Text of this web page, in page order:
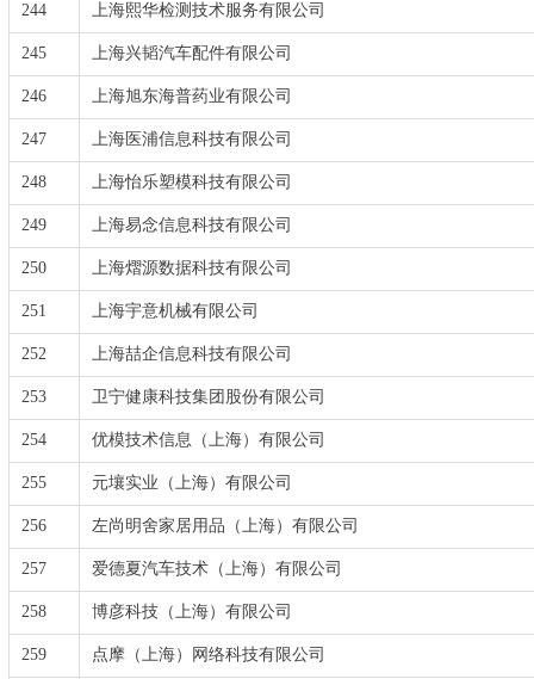
244 上海熙华检测技术服务有限公司
245 上海兴韬汽车配件有限公司
246 上海旭东海普药业有限公司
247 上海医浦信息科技有限公司
248 上海怡乐塑模科技有限公司
249 上海易念信息科技有限公司
250 上海熠源数据科技有限公司
251 上海宇意机械有限公司
252 上海喆企信息科技有限公司
253 卫宁健康科技集团股份有限公司
254 优模技术信息（上海）有限公司
255 元壤实业（上海）有限公司
256 左尚明舍家居用品（上海）有限公司
257 爱德夏汽车技术（上海）有限公司
258 博彦科技（上海）有限公司
259 点摩（上海）网络科技有限公司